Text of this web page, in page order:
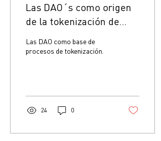
Las DAO´s como origen
de la tokenización de
Las DAO como base de
procesos de tokenización.
24 0